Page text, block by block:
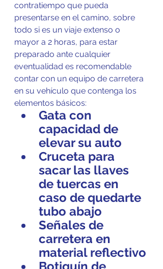
contratiempo que pueda
presentarse en el camino, sobre
todo si es un viaje extenso o
mayor a 2 horas, para estar
preparado ante cualquier
eventualidad es recomendable
contar con un equipo de carretera
en su vehículo que contenga los
elementos básicos:
Gata con
capacidad de
elevar su auto
Cruceta para
sacar las llaves
de tuercas en
caso de quedarte
tubo abajo
Señales de
carretera en
material reflectivo